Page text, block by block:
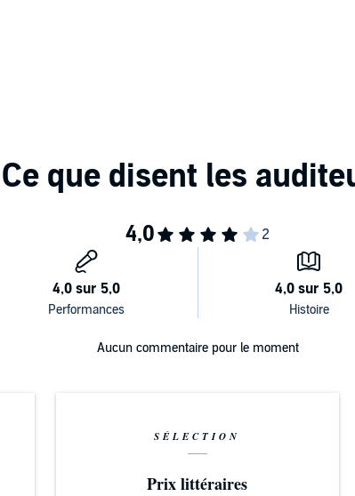
husband is the last straw for the Earl of Marstone. He
Connie Charters, unpaid housekeeper and drudge for a
advantage her marriage could bring him.
dangerous secrets that threaten them and the
them and forge a happy life together?
Aucun commentaire pour le moment
SÉLECTION
Prix littéraires